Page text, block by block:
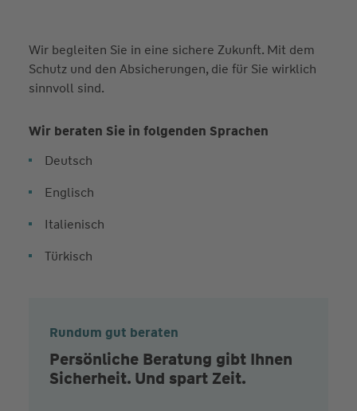
Wir begleiten Sie in eine sichere Zukunft. Mit dem
Schutz und den Absicherungen, die für Sie wirklich
sinnvoll sind.
Wir beraten Sie in folgenden Sprachen
Deutsch
Englisch
Italienisch
Türkisch
Rundum gut beraten
Persönliche Beratung gibt Ihnen
Sicherheit. Und spart Zeit.